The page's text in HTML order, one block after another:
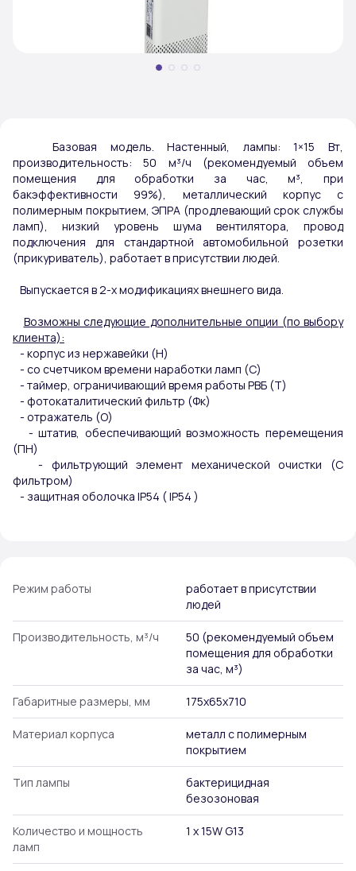
Базовая модель. Настенный, лампы: 1×15 Вт,
производительность: 50 м³/ч (рекомендуемый объем
помещения для обработки за час, м³, при
бакэффективности 99%), металлический корпус с
полимерным покрытием, ЭПРА (продлевающий срок службы
ламп), низкий уровень шума вентилятора, провод
подключения для стандартной автомобильной розетки
(прикуриватель), работает в присутствии людей.
Выпускается в 2-х модификациях внешнего вида.
Возможны следующие дополнительные опции (по выбору
клиента):
- корпус из нержавейки (Н)
- со счетчиком времени наработки ламп (С)
- таймер, ограничивающий время работы РВБ (Т)
- фотокаталитический фильтр (Фк)
- отражатель (О)
- штатив, обеспечивающий возможность перемещения
(ПН)
- фильтрующий элемент механической очистки (С
фильтром)
- защитная оболочка IP54 ( IP54 )
Режим работы
работает в присутствии
людей
Производительность, м³/ч
50 (рекомендуемый объем
помещения для обработки
за час, м³)
Габаритные размеры, мм 175х65х710
Материал корпуса
металл с полимерным
покрытием
Тип лампы
бактерицидная
безозоновая
Количество и мощность
ламп
1 х 15W G13